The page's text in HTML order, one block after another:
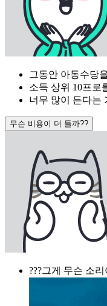
그동안 아동수당
소득 상위 10프로
너무 많이 든다는
무슨 비용이 더 들까??
???그게 무슨 소리